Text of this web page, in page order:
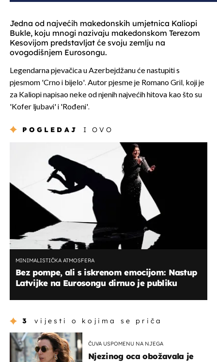
Jedna od najvećih makedonskih umjetnica Kaliopi
Bukle, koju mnogi nazivaju makedonskom Terezom
Kesovijom predstavljat će svoju zemlju na
ovogodišnjem Eurosongu.
Legendarna pjevačica u Azerbejdžanu će nastupiti s
pjesmom 'Crno i bijelo'. Autor pjesme je Romano Gril, koji je
za Kaliopi napisao neke od njenih najvećih hitova kao što su
'Kofer ljubavi' i 'Rođeni'.
POGLEDAJ I OVO
MINIMALISTIČKA ATMOSFERA
Bez pompe, ali s iskrenom emocijom: Nastup
Latvijke na Eurosongu dirnuo je publiku
3 vijesti o kojima se priča
ČUVA USPOMENU NA NJEGA
Njezinog oca obožavala je